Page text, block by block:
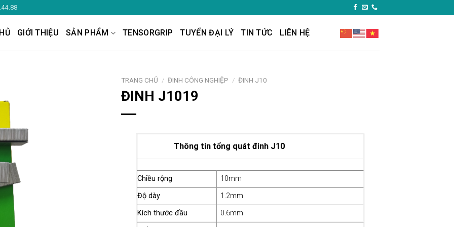
GIỚI THIỆU SẢN PHẨM TENSORGRIP TUYỂN ĐẠI LÝ TIN TỨC LIÊN HỆ
TRANG CHỦ / ĐINH CÔNG NGHIỆP / ĐINH J10
ĐINH J1019
Thông tin tổng quát đinh J10
Chiều rộng
10mm
Độ dày
1.2mm
Kích thước đầu
0.6mm